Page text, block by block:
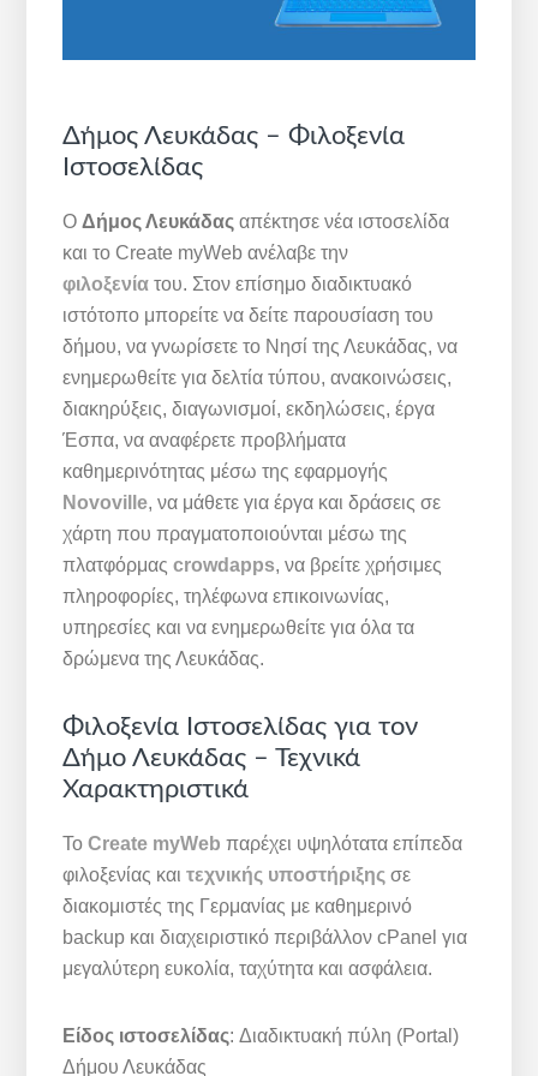
Δήμος Λευκάδας – Φιλοξενία
Ιστοσελίδας
ΟΔήμος Λευκάδας απέκτησε νέα ιστοσελίδα
και το Create myWeb ανέλαβε την
φιλοξενία του. Στον επίσημο διαδικτυακό
ιστότοπο μπορείτε να δείτε παρουσίαση του
δήμου, να γνωρίσετε το Νησί της Λευκάδας, να
ενημερωθείτε για δελτία τύπου, ανακοινώσεις,
διακηρύξεις, διαγωνισμοί, εκδηλώσεις, έργα
Έσπα, να αναφέρετε προβλήματα
καθημερινότητας μέσω της εφαρμογής
Novoville, να μάθετε για έργα και δράσεις σε
χάρτη που πραγματοποιούνται μέσω της
πλατφόρμαςcrowdapps, να βρείτε χρήσιμες
πληροφορίες, τηλέφωνα επικοινωνίας,
υπηρεσίες και να ενημερωθείτε για όλα τα
δρώμενα της Λευκάδας.
Φιλοξενία Ιστοσελίδας για τον
Δήμο Λευκάδας – Τεχνικά
Χαρακτηριστικά
ΤοCreate myWeb παρέχει υψηλότατα επίπεδα
φιλοξενίας καιτεχνικής υποστήριξης σε
διακομιστές της Γερμανίας με καθημερινό
backup και διαχειριστικό περιβάλλον cPanel για
μεγαλύτερη ευκολία, ταχύτητα και ασφάλεια.
Είδος ιστοσελίδας: Διαδικτυακή πύλη (Portal)
Δήμου Λευκάδας